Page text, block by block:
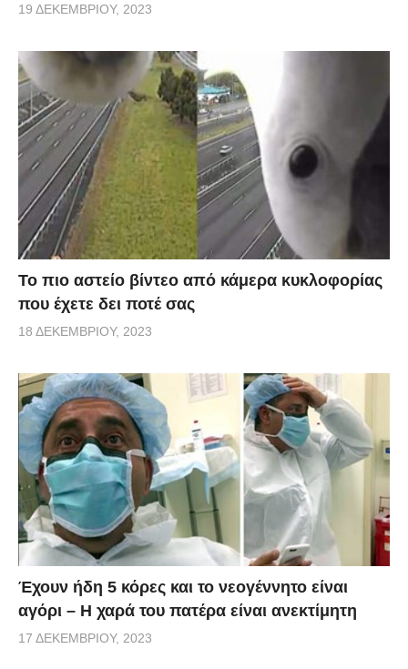
19 ΔΕΚΕΜΒΡΊΟΥ, 2023
Το πιο αστείο βίντεο από κάμερα κυκλοφορίας
που έχετε δει ποτέ σας
18 ΔΕΚΕΜΒΡΊΟΥ, 2023
Έχουν ήδη 5 κόρες και το νεογέννητο είναι
αγόρι – Η χαρά του πατέρα είναι ανεκτίμητη
17 ΔΕΚΕΜΒΡΊΟΥ, 2023